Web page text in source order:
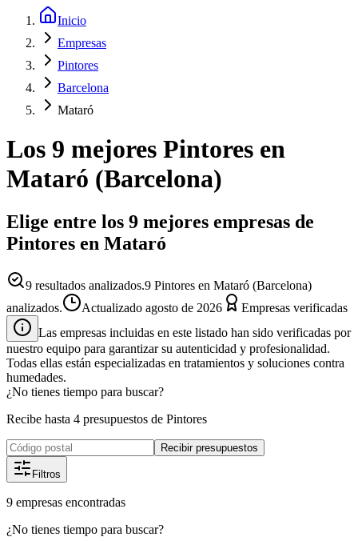
Inicio
Empresas
Pintores
Barcelona
Mataró
Los 9 mejores Pintores en
Mataró (Barcelona)
Elige entre los 9 mejores empresas de
Pintores en Mataró
9 resultados analizados.9 Pintores en Mataró (Barcelona)
analizados.
Actualizado agosto de 2026
Empresas verificadas
Las empresas incluidas en este listado han sido verificadas por
nuestro equipo para garantizar su autenticidad y profesionalidad.
Todas ellas están especializadas en tratamientos y soluciones contra
humedades.
¿No tienes tiempo para buscar?
Recibe hasta 4 presupuestos de Pintores
Recibir presupuestos
Filtros
9 empresas encontradas
¿No tienes tiempo para buscar?